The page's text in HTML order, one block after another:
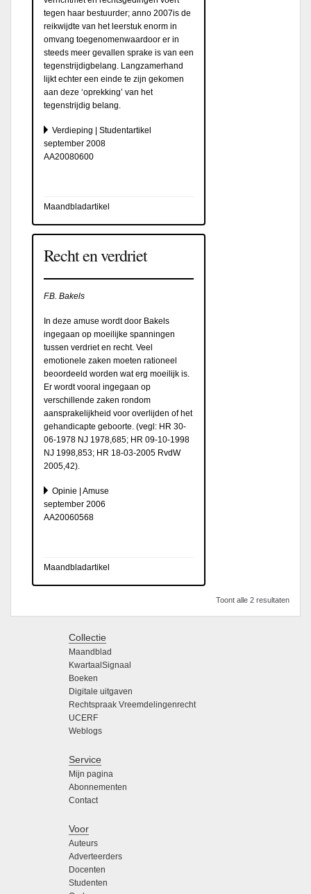
tegen haar bestuurder; anno 2007is de
reikwijdte van het leerstuk enorm in
omvang toegenomenwaardoor er in
steeds meer gevallen sprake is van een
tegenstrijdigbelang. Langzamerhand
lijkt echter een einde te zijn gekomen
aan deze ‘oprekking’ van het
tegenstrijdig belang.
Verdieping | Studentartikel
september 2008
AA20080600
Maandbladartikel
Recht en verdriet
F.B. Bakels
In deze amuse wordt door Bakels
ingegaan op moeilijke spanningen
tussen verdriet en recht. Veel
emotionele zaken moeten rationeel
beoordeeld worden wat erg moeilijk is.
Er wordt vooral ingegaan op
verschillende zaken rondom
aansprakelijkheid voor overlijden of het
gehandicapte geboorte. (vegl: HR 30-
06-1978 NJ 1978,685; HR 09-10-1998
NJ 1998,853; HR 18-03-2005 RvdW
2005,42).
Opinie | Amuse
september 2006
AA20060568
Maandbladartikel
Toont alle 2 resultaten
Collectie
Maandblad
KwartaalSignaal
Boeken
Digitale uitgaven
Rechtspraak Vreemdelingenrecht
UCERF
Weblogs
Service
Mijn pagina
Abonnementen
Contact
Voor
Auteurs
Adverteerders
Docenten
Studenten